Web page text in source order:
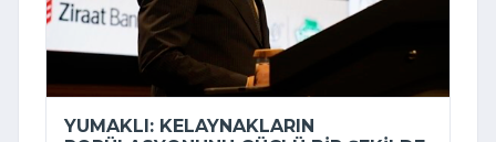
YUMAKLI: KELAYNAKLARIN